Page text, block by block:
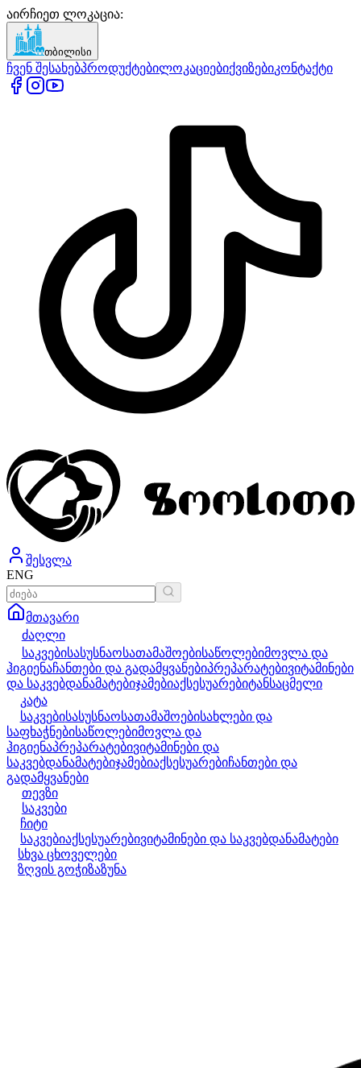
აირჩიეთ ლოკაცია:
თბილისი
ჩვენ შესახებპროდუქტებილოკაციებიქვიზებიკონტაქტი
შესვლა
ENG
მთავარი
ძაღლი
საკვებისასუსნაოსათამაშოებისაწოლებიმოვლა და
ჰიგიენაჩანთები და გადამყვანებიპრეპარატებივიტამინები
და საკვებდანამატებიჯამებიაქსესუარებიტანსაცმელი
კატა
საკვებისასუსნაოსათამაშოებისახლები და
საფხაჭნებისაწოლებიმოვლა და
ჰიგიენაპრეპარატებივიტამინები და
საკვებდანამატებიჯამებიაქსესუარებიჩანთები და
გადამყვანები
თევზი
საკვები
ჩიტი
საკვებიაქსესუარებივიტამინები და საკვებდანამატები
სხვა ცხოველები
ზღვის გოჭიზაზუნა